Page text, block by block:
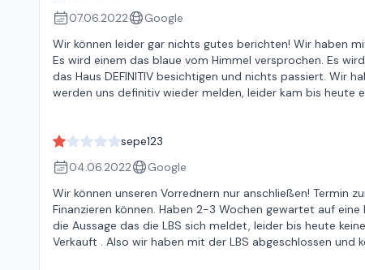
07.06.2022
Google
Wir können leider gar nichts gutes berichten! Wir haben
Es wird einem das blaue vom Himmel versprochen. Es
das Haus DEFINITIV besichtigen und nichts passiert. Wir
werden uns definitiv wieder melden, leider kam bis heute
sepe123
04.06.2022
Google
Wir können unseren Vorrednern nur anschließen! Termin
Finanzieren können. Haben 2-3 Wochen gewartet auf
die Aussage das die LBS sich meldet, leider bis heute
Verkauft . Also wir haben mit der LBS abgeschlossen